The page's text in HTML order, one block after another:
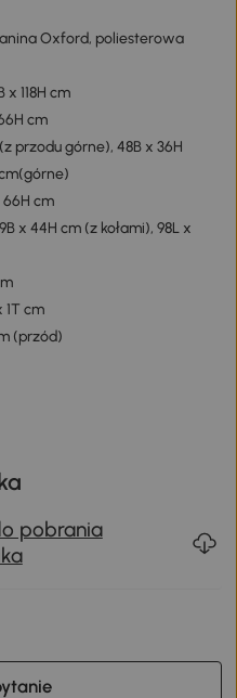
Oxford, poliesterowa
118H cm
cm
przodu górne), 48B x 36H
cm
x 44H cm (z kołami), 98L x
1T cm
(przód)
pobrania